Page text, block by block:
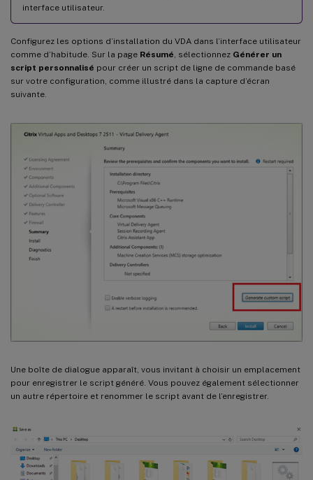
interface utilisateur.
Configurez les options d’installation du VDA dans l’interface utilisateur
comme d’habitude. Sur la page Résumé , sélectionnez Générer un
script personnalisé pour créer un script de ligne de commande basé
sur votre configuration, comme illustré dans la capture d’écran
suivante.
Une boîte de dialogue apparaît, vous invitant à choisir un emplacement
pour enregistrer le script généré. Vous pouvez également sélectionner
un autre répertoire et renommer le script avant de l’enregistrer.